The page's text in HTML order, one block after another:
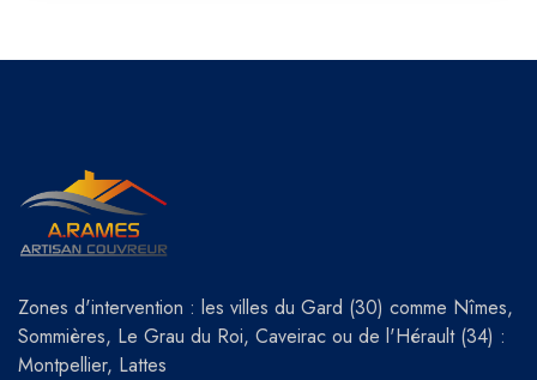
Zones d'intervention : les villes du Gard (30) comme Nîmes,
Sommières, Le Grau du Roi, Caveirac ou de l'Hérault (34) :
Montpellier, Lattes